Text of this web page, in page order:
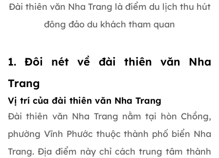
Đài thiên văn Nha Trang là điểm du lịch thu hút
đông đảo du khách tham quan
1. Đôi nét về đài thiên văn Nha
Trang
Vị trí của đài thiên văn Nha Trang
Đài thiên văn Nha Trang nằm tại hòn Chồng,
phường Vĩnh Phước thuộc thành phố biển Nha
Trang. Địa điểm này chỉ cách trung tâm thành